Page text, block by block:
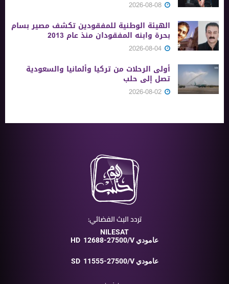
الهيئة الوطنية للمفقودين تكشف مصير بسام
بحرة وابنه المفقودان منذ عام 2013
أولى الرحلات من ‏تركيا وألمانيا والسعودية
تصل إلى حلب
تردد البث الفضائي:
NILESAT
HD
12688-27500/V عامودي
SD 11555-27500/V عامودي